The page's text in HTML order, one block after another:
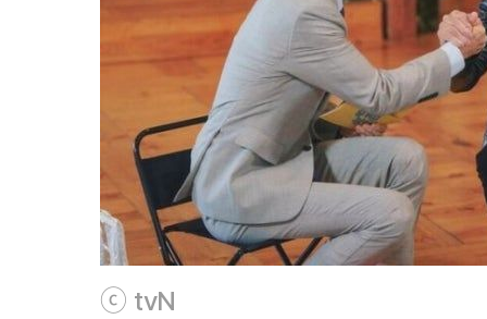
ⓒ tvN